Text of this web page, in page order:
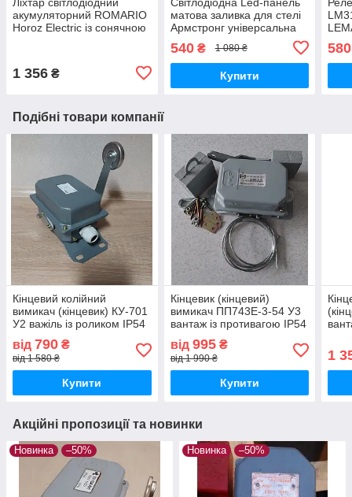
акумуляторний ROMARIO
Horoz Electric із сонячною
1 356 ₴
матова заливка для стелі
Армстронг універсальна
40 W 3200 Lm 595x595 мм
220V Lebron
540₴ 1 080 ₴
Купити
580
Подібні товари компанії
Кінцевий колійний
вимикач (кінцевик) КУ-701
У2 важіль із роликом ІР54
10 А
від 790 ₴
від 1 580 ₴
Купити
Кінцевик (кінцевий)
вимикач ПП743Е-3-54 У3
вантаж із противагою ІР54
10 А штампування
від 995₴
від 1 990 ₴
Купити
1
Акційні пропозиції та новинки
Новинка –50% Новинка –50%